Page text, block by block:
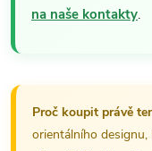
na naše kontakty.
Proč koupit právě
orientálního